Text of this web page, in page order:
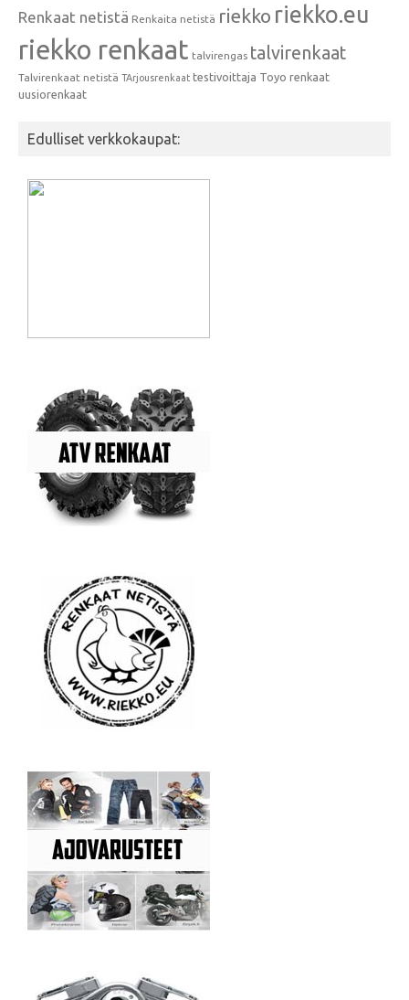
Renkaat netistä Renkaita netistä riekko riekko.eu
riekko renkaat talvirengas talvirenkaat
Talvirenkaat netistä TArjousrenkaat testivoittaja Toyo renkaat
uusiorenkaat
Edulliset verkkokaupat: